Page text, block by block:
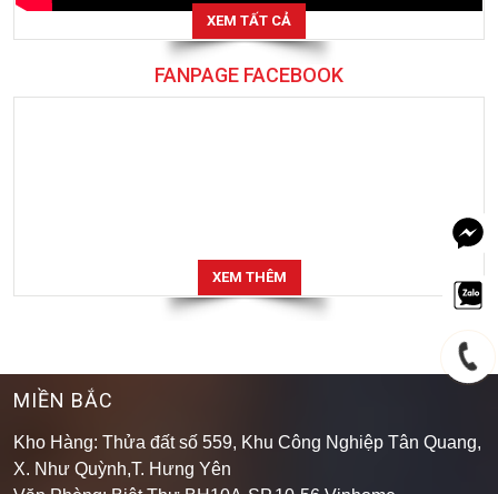
XEM TẤT CẢ
FANPAGE FACEBOOK
XEM THÊM
MIỀN BẮC
Kho Hàng: Thửa đất số 559, Khu Công Nghiệp Tân Quang,
X. Như Quỳnh,T. Hưng Yên